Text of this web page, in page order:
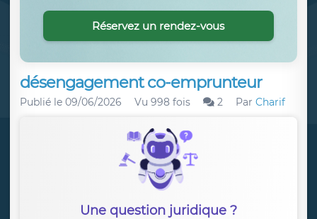
désengagement co-emprunteur
Publié le 09/06/2026 Vu 998 fois 2 Par Charif
Une question juridique ?
Réservez un rendez-vous